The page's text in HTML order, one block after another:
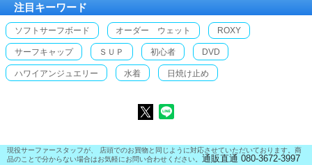
注目キーワード
ソフトサーフボード オーダー ウェット ROXY
サーフキャップ ＳＵＰ 初心者 DVD
ハワイアンジュエリー 水着 日焼け止め
現役サーファースタッフが、 店頭でのお買物と同じように対応させていただいております。商
品のことで分からない場合はお気軽にお問い合わせください。 通販直通 080-3672-3997